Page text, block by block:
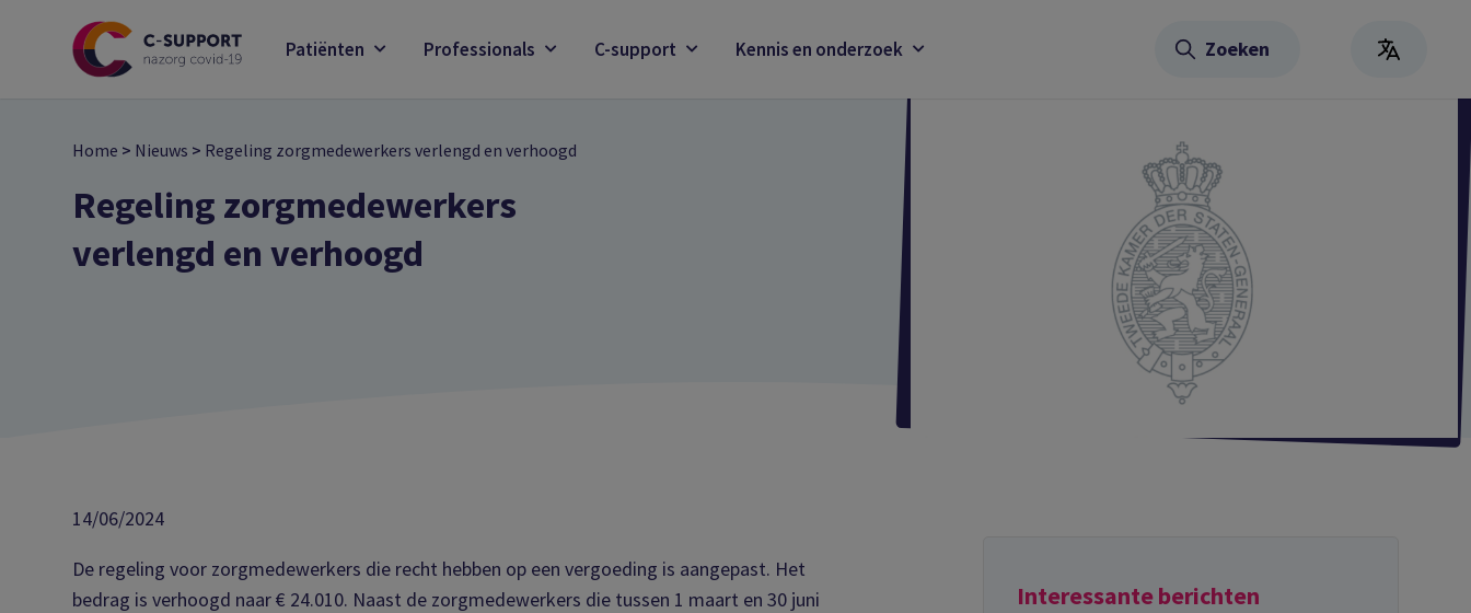
Patiënten Professionals C-support Kennis en onderzoek Zoeken
Home > Nieuws > Regeling zorgmedewerkers verlengd en verhoogd
Regeling zorgmedewerkers
verlengd en verhoogd
14/06/2024
De regeling voor zorgmedewerkers die recht hebben op een vergoeding is aangepast. Het
bedrag is verhoogd naar € 24.010. Naast de zorgmedewerkers die tussen 1 maart en 30 juni
Interessante berichten